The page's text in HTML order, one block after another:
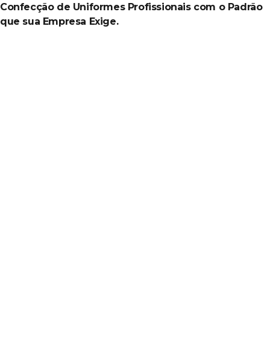
Confecção de Uniformes Profissionais com o Padrão
que sua Empresa Exige.